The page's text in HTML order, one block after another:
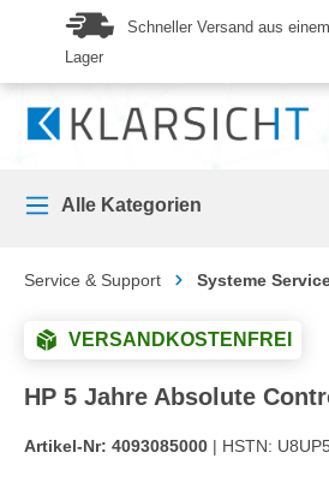
Zur Hauptnavigation
Schneller Versand aus
Lager
Alle Kategorien
Service & Support Systeme
VERSANDKOSTENFREI
HP 5 Jahre Absolute
Artikel-Nr: 4093085000 | HSTN: